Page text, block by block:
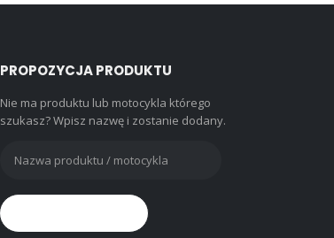
PROPOZYCJA PRODUKTU
Nie ma produktu lub motocykla którego
szukasz? Wpisz nazwę i zostanie dodany.